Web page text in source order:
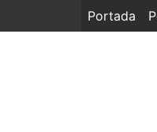
Portada